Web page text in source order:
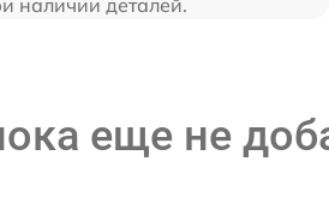
наличии деталей.
еще не